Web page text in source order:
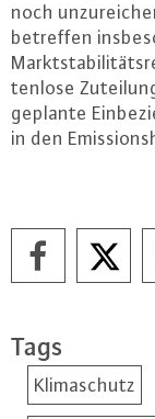
noch
betreffen
ten­lo­se
geplante
in den
Tags
Klimaschutz